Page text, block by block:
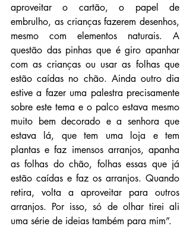
aproveitar o cartão, o papel de
embrulho, as crianças fazerem desenhos,
mesmo com elementos naturais. A
questão das pinhas que é giro apanhar
com as crianças ou usar as folhas que
estão caídas no chão. Ainda outro dia
estive a fazer uma palestra precisamente
sobre este tema e o palco estava mesmo
muito bem decorado e a senhora que
estava lá, que tem uma loja e tem
plantas e faz imensos arranjos, apanha
as folhas do chão, folhas essas que já
estão caídas e faz os arranjos. Quando
retira, volta a aproveitar para outros
arranjos. Por isso, só de olhar tirei ali
uma série de ideias também para mim”.